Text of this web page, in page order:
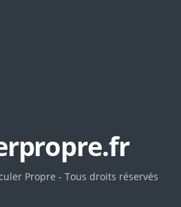
Propre - Tous droits réservés